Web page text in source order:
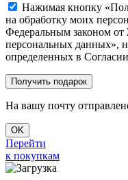
Нажимая кнопку
на обработку моих
Федеральным законом
персональных данных»,
определенных в
На вашу почту
OK
Перейти
к покупкам